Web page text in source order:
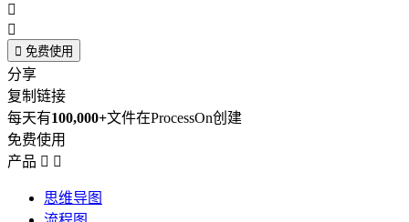


 免费使用
分享
复制链接
每天有100,000+文件在ProcessOn创建
免费使用
产品  
思维导图